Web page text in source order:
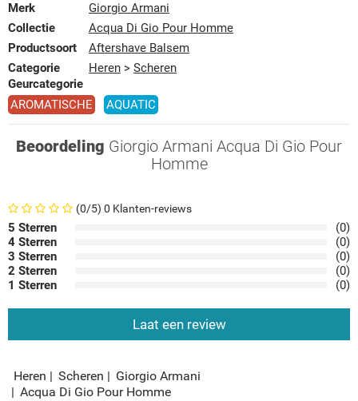
Merk
Giorgio Armani
Collectie
Acqua Di Gio Pour Homme
Productsoort
Aftershave Balsem
Categorie
Heren > Scheren
Geurcategorie
AROMATISCHE
AQUATIC
Beoordeling Giorgio Armani Acqua Di Gio Pour
Homme
(0/5) 0 Klanten-reviews
5 Sterren
(0)
4 Sterren
(0)
3 Sterren
(0)
2 Sterren
(0)
1 Sterren
(0)
Laat een review
Heren Scheren
Giorgio Armani
Acqua Di Gio Pour Homme